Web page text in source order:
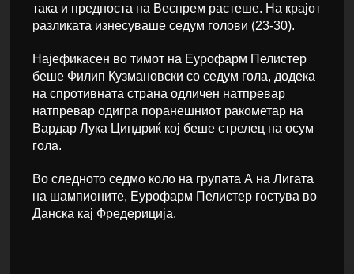
така и предноста на Веспрем растеше. На крајот
разликата изнесуваше седум голови (23-30).
Најефикасен во тимот на Еурофарм Пелистер
беше Филип Кузмановски со седум гола, додека
на спротивната страна одличен натпревар
натпревар одигра поранешниот ракометар на
Вардар Лука Циндриќ кој беше стрелец на осум
гола.
Во следното седмо коло на групата А на Лигата
на шампионите, Еурофарм Пелистер гостува во
Данска кај Фредериција.